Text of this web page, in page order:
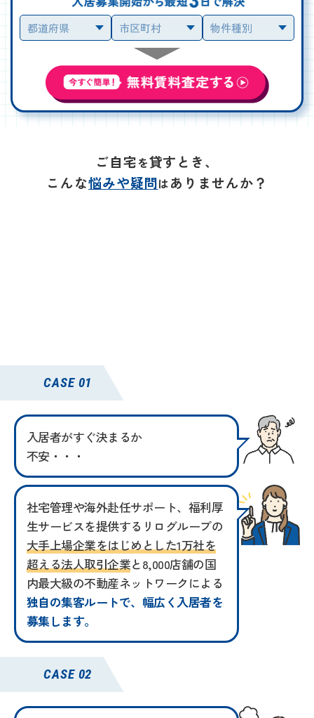
ご自宅を貸すとき、
こんな悩みや疑問はありませんか？
CASE 01
入居者がすぐ決まるか
不安・・・
社宅管理や海外赴任サポート、福利厚
生サービスを提供するリログループの
大手上場企業をはじめとした1万社を
超える法人取引企業と8,000店舗の国
内最大級の不動産ネットワークによる
独自の集客ルートで、幅広く入居者を
募集します。
CASE 02